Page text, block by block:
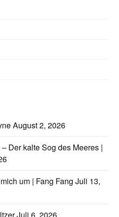
August 2, 2026
Der kalte Sog des Meeres |
um | Fang Fang Juli 13,